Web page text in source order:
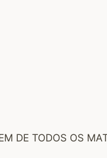
DE TODOS OS